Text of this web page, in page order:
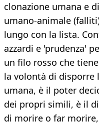
clonazione umana e
umano-animale
lungo con la lista.
azzardi e 'prudenza'
un filo rosso che
la volontà di disporre
umana, è il poter
dei propri simili, è il
di morire o far